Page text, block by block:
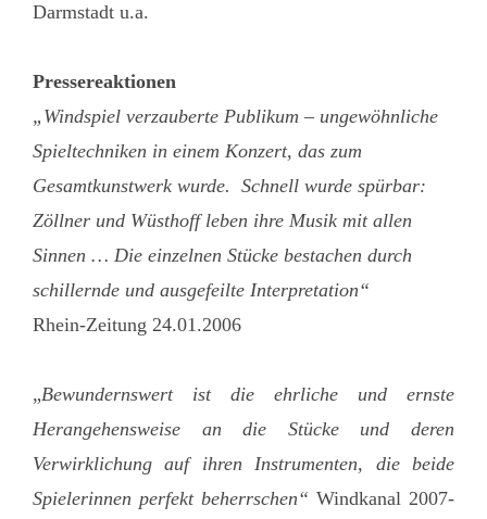
Darmstadt u.a.
Pressereaktionen
„Windspiel verzauberte Publikum – ungewöhnliche
Spieltechniken in einem Konzert, das zum
Gesamtkunstwerk wurde. Schnell wurde spürbar:
Zöllner und Wüsthoff leben ihre Musik mit allen
Sinnen … Die einzelnen Stücke bestachen durch
schillernde und ausgefeilte Interpretation“
Rhein-Zeitung 24.01.2006
„Bewundernswert ist die ehrliche und ernste
Herangehensweise an die Stücke und deren
Verwirklichung auf ihren Instrumenten, die beide
Spielerinnen perfekt beherrschen“ Windkanal 2007-